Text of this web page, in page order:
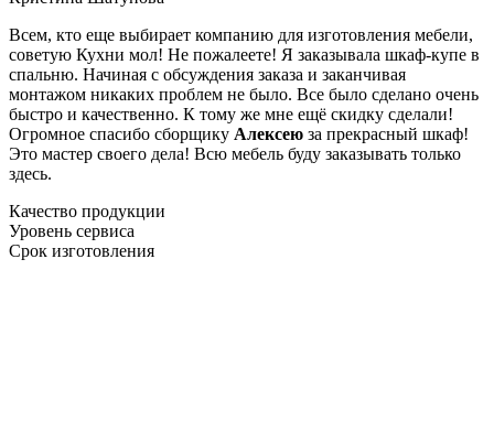
Всем, кто еще выбирает компанию для изготовления мебели,
советую Кухни мол! Не пожалеете! Я заказывала шкаф-купе в
спальню. Начиная с обсуждения заказа и заканчивая
монтажом никаких проблем не было. Все было сделано очень
быстро и качественно. К тому же мне ещё скидку сделали!
Огромное спасибо сборщику Алексею за прекрасный шкаф!
Это мастер своего дела! Всю мебель буду заказывать только
здесь.
Качество продукции
Уровень сервиса
Срок изготовления